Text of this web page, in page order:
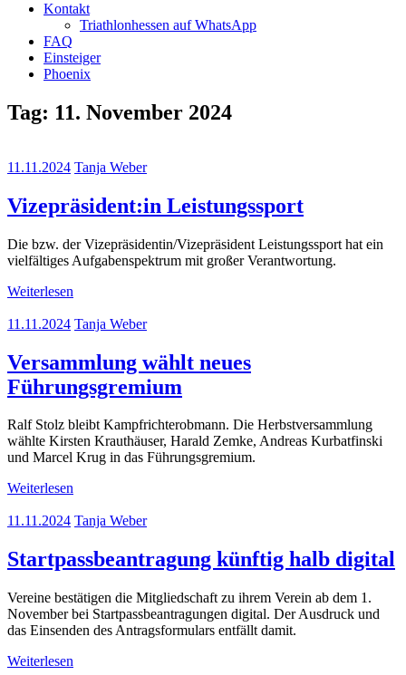
Kontakt
Triathlonhessen auf WhatsApp
FAQ
Einsteiger
Phoenix
Tag: 11. November 2024
11.11.2024 Tanja Weber
Vizepräsident:in Leistungssport
Die bzw. der Vizepräsidentin/Vizepräsident Leistungssport hat ein
vielfältiges Aufgabenspektrum mit großer Verantwortung.
Weiterlesen
11.11.2024 Tanja Weber
Versammlung wählt neues
Führungsgremium
Ralf Stolz bleibt Kampfrichterobmann. Die Herbstversammlung
wählte Kirsten Krauthäuser, Harald Zemke, Andreas Kurbatfinski
und Marcel Krug in das Führungsgremium.
Weiterlesen
11.11.2024 Tanja Weber
Startpassbeantragung künftig halb digital
Vereine bestätigen die Mitgliedschaft zu ihrem Verein ab dem 1.
November bei Startpassbeantragungen digital. Der Ausdruck und
das Einsenden des Antragsformulars entfällt damit.
Weiterlesen